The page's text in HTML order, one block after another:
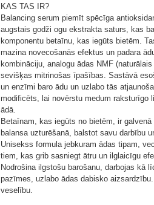
KAS TAS IR?
Balancing serum piemīt spēcīga
augstais godži ogu ekstrakta saturs, kas
komponentu betaīnu, kas iegūts bietēm.
mazina novecošanās efektus un padara
kombināciju, analogu ādas NMF
sevišķas mitrinošas īpašības. Sastāvā
un enzīmi baro ādu un uzlabo tās
modificēts, lai novērstu medum raksturīgo
ādā.
Betaīnam, kas iegūts no bietēm, ir
balansa uzturēšanā, balstot savu darbību
Unisekss formula jebkuram ādas tipam,
tiem, kas grib sasniegt ātru un ilglaicīgu
Nodrošina ilgstošu barošanu, darbojas kā
pazīmes, uzlabo ādas dabisko
veselību.